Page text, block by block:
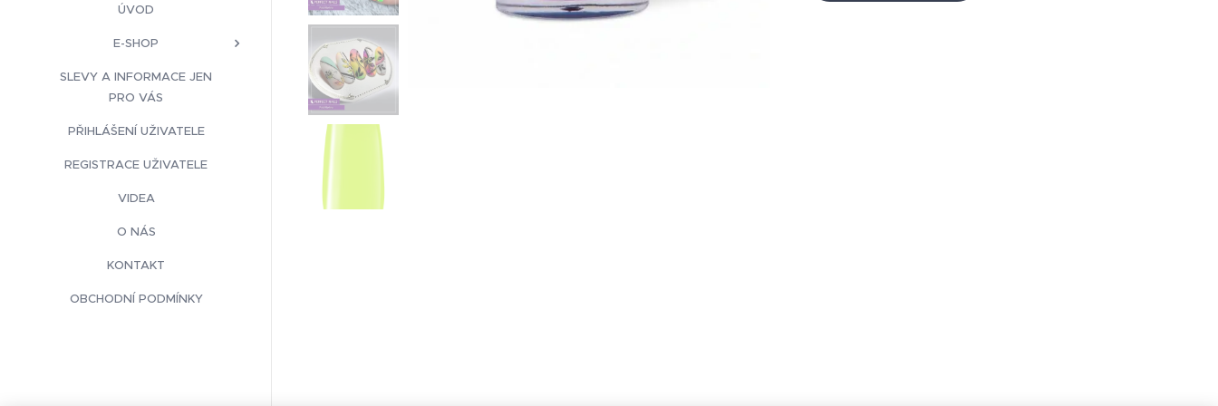
ÚVOD
E-SHOP
SLEVY A INFORMACE JEN
PRO VÁS
PŘIHLÁŠENÍ UŽIVATELE
REGISTRACE UŽIVATELE
VIDEA
O NÁS
KONTAKT
OBCHODNÍ PODMÍNKY